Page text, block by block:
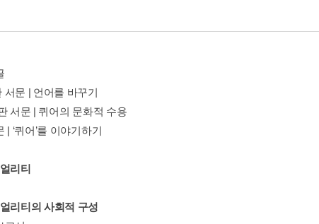
서문 | 언어를 바꾸기
서문 | 퀴어의 문화적 수용
| ‘퀴어’를 이야기하기
리티
리티의 사회적 구성